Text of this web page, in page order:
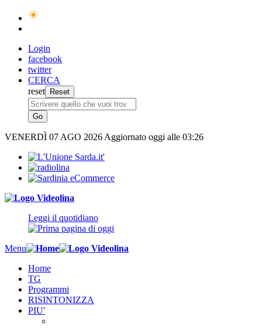
Login
facebook
twitter
CERCA
reset
VENERDÌ 07 AGO 2026 Aggiornato oggi alle 03:26
Leggi il quotidiano
Menu
Home
TG
Programmi
RISINTONIZZA
PIU'